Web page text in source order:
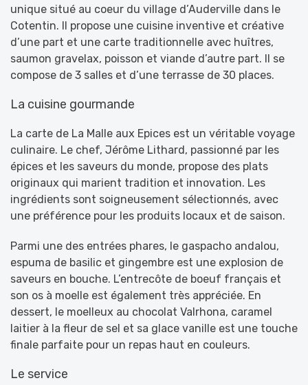
unique situé au coeur du village d’Auderville dans le
Cotentin. Il propose une cuisine inventive et créative
d’une part et une carte traditionnelle avec huîtres,
saumon gravelax, poisson et viande d’autre part. Il se
compose de 3 salles et d’une terrasse de 30 places.
La cuisine gourmande
La carte de La Malle aux Epices est un véritable voyage
culinaire. Le chef, Jérôme Lithard, passionné par les
épices et les saveurs du monde, propose des plats
originaux qui marient tradition et innovation. Les
ingrédients sont soigneusement sélectionnés, avec
une préférence pour les produits locaux et de saison.
Parmi une des entrées phares, le gaspacho andalou,
espuma de basilic et gingembre est une explosion de
saveurs en bouche. L’entrecôte de boeuf français et
son os à moelle est également très appréciée. En
dessert, le moelleux au chocolat Valrhona, caramel
laitier à la fleur de sel et sa glace vanille est une touche
finale parfaite pour un repas haut en couleurs.
Le service